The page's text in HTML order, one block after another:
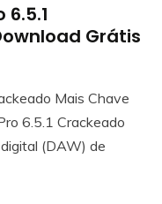
6.5.1
Grátis
Mais Chave
6.5.1 Crackeado
(DAW) de